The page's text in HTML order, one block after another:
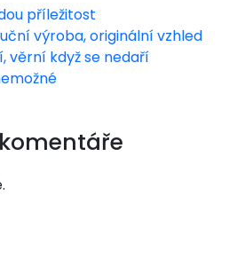
příležitost
výroba, originální vzhled
věrní když se nedaří